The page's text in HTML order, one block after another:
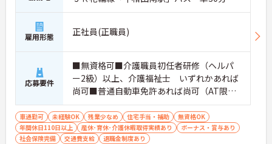
雇用形態 正社員(正職員)
応募要件
■無資格可■介護職員初任者研修（ヘルパ
ー2級）以上、介護福祉士 いずれかあれば
尚可■普通自動車免許あれば尚可（AT限定
可）■経験不問
車通勤可 未経験OK 残業少なめ 住宅手当・補助
無資格OK
年間休日110日以上
産休･育休･介護休暇取得実績あり
ボーナス・賞与あり
社会保険完備
交通費支給 退職金制度あり